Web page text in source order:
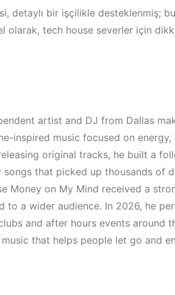
Elektronik Müzik
2023 –
Techno,
HEMEN İNCELE
detaylı bir işçilikle desteklenmiş; bu
olarak, tech house severler için
artist and DJ from Dallas
inspired music focused on
original tracks, he built a
songs that picked up thousands of
Money on My Mind received a
to a wider audience. In 2026, he
and after hours events around
that helps people let go and